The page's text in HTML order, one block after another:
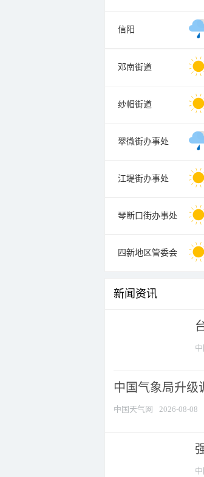
信阳
邓南街道
纱帽街道
翠微街办事处
江堤街办事处
琴断口街办事处
四新地区管委会
新闻资讯
中国气象局升级
中国天气网 2026-08-08